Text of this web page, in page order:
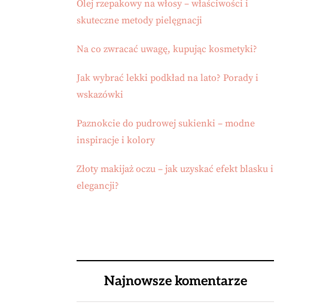
Olej rzepakowy na włosy – właściwości i
skuteczne metody pielęgnacji
Na co zwracać uwagę, kupując kosmetyki?
Jak wybrać lekki podkład na lato? Porady i
wskazówki
Paznokcie do pudrowej sukienki – modne
inspiracje i kolory
Złoty makijaż oczu – jak uzyskać efekt blasku i
elegancji?
Najnowsze komentarze